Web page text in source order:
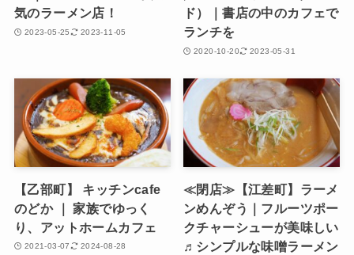
気のラーメン店！
2023-05-25 2023-11-05
ド）｜書店の中のカフェで
ランチを
2020-10-20 2023-05-31
【乙部町】 キッチンcafe
のどか ｜ 家族でゆっく
り、アットホームカフェ
2021-03-07 2024-08-28
≪閉店≫【江差町】ラーメ
ンめんぞう｜フルーツポー
クチャーシューが美味しい
♬シンプルな味噌ラーメン